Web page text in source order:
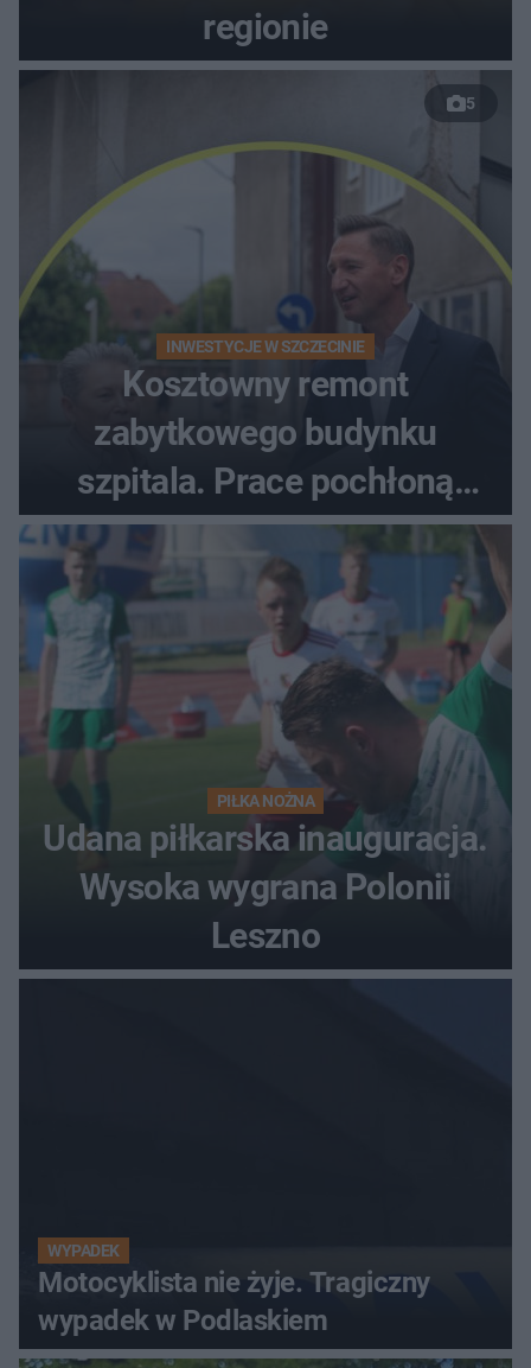
regionie
5
INWESTYCJE W SZCZECINIE
Kosztowny remont
zabytkowego budynku
szpitala. Prace pochłoną
dziesiątki milionów
PIŁKA NOŻNA
Udana piłkarska inauguracja.
Wysoka wygrana Polonii
Leszno
WYPADEK
Motocyklista nie żyje. Tragiczny
wypadek w Podlaskiem